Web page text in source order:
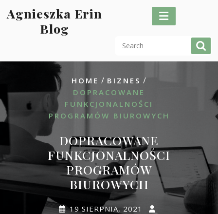
toAgnieszka Erin
Blog
HOME / BIZNES /
DOPRACOWANE
FUNKCJONALNOŚCI
PROGRAMÓW BIUROWYCH
DOPRACOWANE
FUNKCJONALNOŚCI
PROGRAMÓW
BIUROWYCH
19 SIERPNIA, 2021